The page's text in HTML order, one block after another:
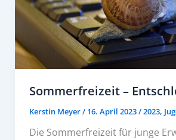
Sommerfreizeit –
Kerstin Meyer/ 16. April 2023/2023,
Die Sommerfreizeit für junge